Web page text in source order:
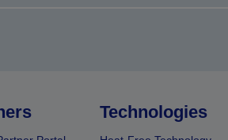
Technologies